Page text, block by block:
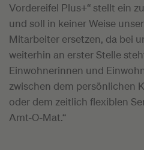
Vordereifel Plus+“ stellt ein
und soll in keiner Weise
Mitarbeiter ersetzen, da bei
weiterhin an erster Stelle
Einwohnerinnen und
zwischen dem persönlichen
oder dem zeitlich flexiblen
Amt-O-Mat.“